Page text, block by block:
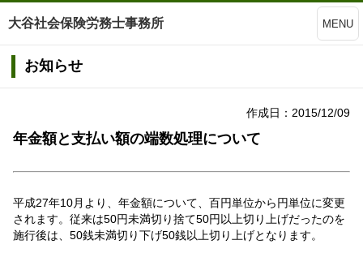
大谷社会保険労務士事務所 MENU
お知らせ
作成日：2015/12/09
年金額と支払い額の端数処理について
平成27年10月より、年金額について、百円単位から円単位に変更
されます。従来は50円未満切り捨て50円以上切り上げだったのを
施行後は、50銭未満切り下げ50銭以上切り上げとなります。